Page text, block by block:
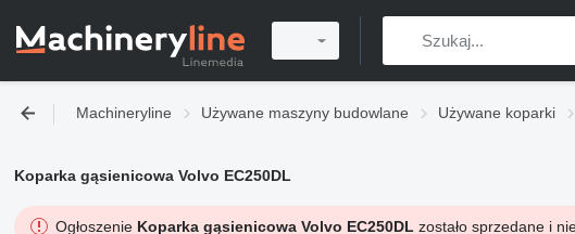
Machineryline Używane maszyny budowlane Używane koparki
Koparka gąsienicowa Volvo EC250DL
Ogłoszenie Koparka gąsienicowa Volvo EC250DL zostało sprzedane i